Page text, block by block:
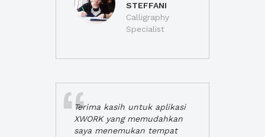
STEFFANI
Calligraphy
Specialist
Terima kasih untuk aplikasi
XWORK yang memudahkan
saya menemukan tempat